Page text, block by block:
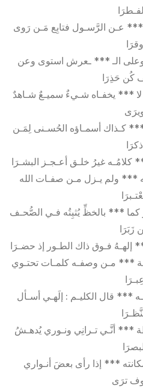
*** عـن الرَّسـول فتابِع مَـن رَوى
وقرَا
وعلى الـ *** ـعرش استوى وعن
كُن حَذِرَا
لا *** يخفـاه شـيءٌ سميـعٌ شـاهدٌ
كـذاك أسمـاؤه الحُسـنى لِمَـن
ذكرَا
كلامُـه غيرُ خلـق أعـجـز البشـرَا
*** ولم يـزل مـن صفـات الله
*** بالخظِّ يُثبِتُه فـي الصُّحـف
زَبَرَا
إلهـهُ فـوق ذاك الطـور إذ حضـرَا
*** مـن وصفـه كلمـات تحتـوي
عِبـرَا
*** قال الكليـم : إلَهـي أسـأل
*** أنَّـي تـرانِي ونـوري يُدهـشُ
*** إذا رأى بعضَ أنـواري
ترَى